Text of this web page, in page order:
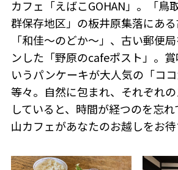
カフェ「えばこGOHAN」。「鳥
群保存地区」の板井原集落にあ
「和佳〜のどか〜」、古い郵便
ンした「野原のcafeポスト」。
いうパンケーキが大人気の「ココ
等々。自然に包まれ、それぞれ
していると、時間が経つのを忘
山カフェがあなたのお越しをお待